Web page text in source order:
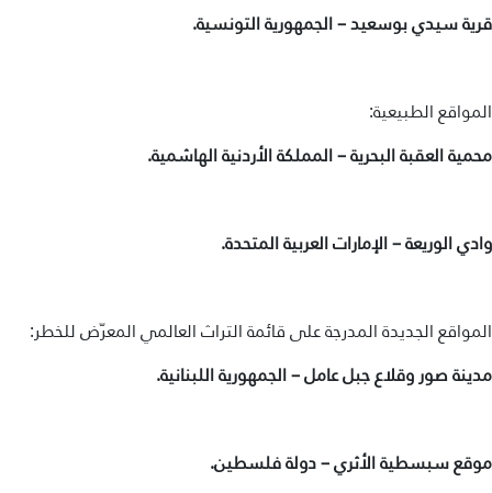
قرية سيدي بوسعيد – الجمهورية التونسية.
المواقع الطبيعية:
محمية العقبة البحرية – المملكة الأردنية الهاشمية.
وادي الوريعة – الإمارات العربية المتحدة.
المواقع الجديدة المدرجة على قائمة التراث العالمي المعرّض للخطر:
مدينة صور وقلاع جبل عامل – الجمهورية اللبنانية.
موقع سبسطية الأثري – دولة فلسطين.